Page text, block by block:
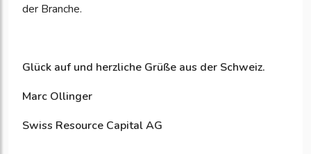
der Branche.
Glück auf und herzliche Grüße aus der Schweiz.
Marc Ollinger
Swiss Resource Capital AG